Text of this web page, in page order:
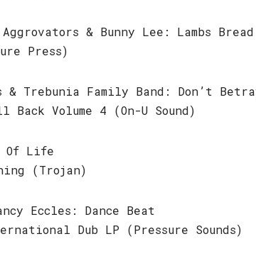
& Bunny Lee: Lambs
Press)
Trebunia Family Band: Don’t
Volume 4 (On-U Sound)
Of Life
(Trojan)
Eccles: Dance Beat
Dub LP (Pressure Sounds)